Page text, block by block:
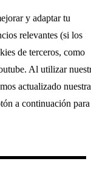
y adaptar tu
relevantes (si los
de terceros, como
Al utilizar
actualizado nuestra
a continuación para